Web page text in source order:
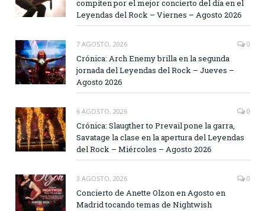
compiten por el mejor concierto del día en el
Leyendas del Rock – Viernes – Agosto 2026
7 AGOSTO, 2026 0
Crónica: Arch Enemy brilla en la segunda
jornada del Leyendas del Rock – Jueves –
Agosto 2026
6 AGOSTO, 2026 0
Crónica: Slaugther to Prevail pone la garra,
Savatage la clase en la apertura del Leyendas
del Rock – Miércoles – Agosto 2026
3 AGOSTO, 2026 0
Concierto de Anette Olzon en Agosto en
Madrid tocando temas de Nightwish